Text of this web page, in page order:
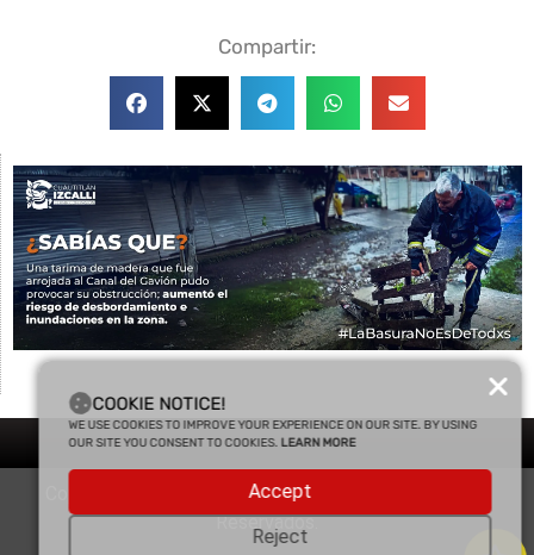
Compartir:
Copyright © 2025 Enfasis Comunicaciones. Derechos
Reservados.
COOKIE NOTICE!
WE USE COOKIES TO IMPROVE YOUR EXPERIENCE ON OUR SITE. BY USING
OUR SITE YOU CONSENT TO COOKIES. LEARN MORE
Accept
Reject